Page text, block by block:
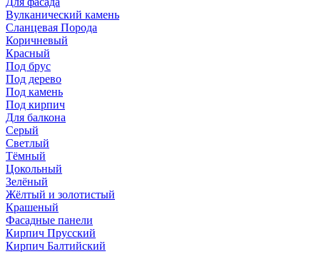
Вулканический камень
Сланцевая Порода
Коричневый
Красный
Под брус
Под дерево
Под камень
Под кирпич
Для балкона
Серый
Светлый
Тёмный
Цокольный
Зелёный
Жёлтый и золотистый
Крашеный
Фасадные панели
Кирпич Прусский
Кирпич Балтийский